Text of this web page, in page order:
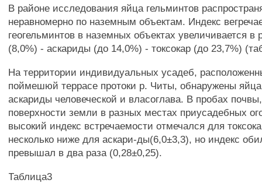
В районе исследования яйца гельминтов
неравномерно по наземным объектам. Индекс
геогельминтов в наземных объектах увеличивается в
(8,0%) - аскариды (до 14,0%) - токсокар (до 23,7%)
На территории индивидуальных усадеб,
поймешюй террасе протоки р. Читы, обнаружены яйца
аскариды человеческой и власоглава. В пробах
поверхности земли в разных местах приусадебных
высокий индекс встречаемости отмечался для
несколько ниже для аскари-ды(6,0±3,3), но индекс
превышал в два раза (0,28±0,25).
Таблица3